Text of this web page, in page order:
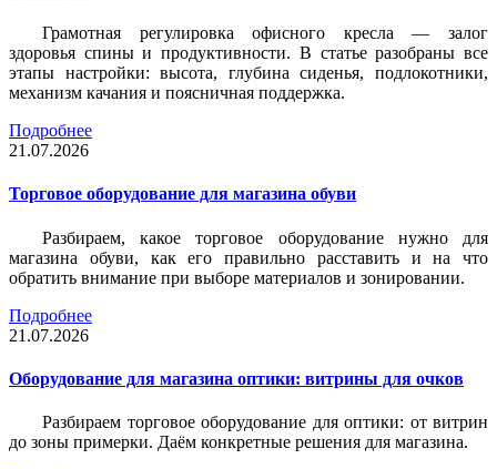
Грамотная регулировка офисного кресла — залог
здоровья спины и продуктивности. В статье разобраны все
этапы настройки: высота, глубина сиденья, подлокотники,
механизм качания и поясничная поддержка.
Подробнее
21.07.2026
Торговое оборудование для магазина обуви
Разбираем, какое торговое оборудование нужно для
магазина обуви, как его правильно расставить и на что
обратить внимание при выборе материалов и зонировании.
Подробнее
21.07.2026
Оборудование для магазина оптики: витрины для очков
Разбираем торговое оборудование для оптики: от витрин
до зоны примерки. Даём конкретные решения для магазина.